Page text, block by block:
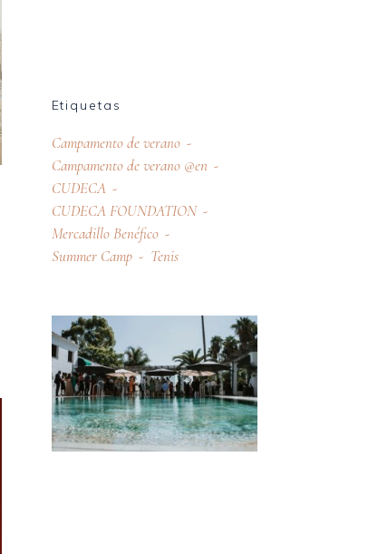
Etiquetas
Campamento de verano
Campamento de verano @en
CUDECA
CUDECA FOUNDATION
Mercadillo Benéfico
Summer Camp
Tenis